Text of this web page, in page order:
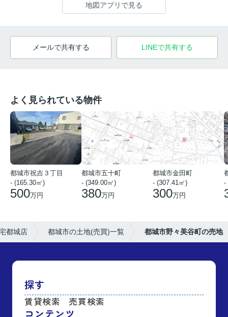
地図アプリで見る
メールで共有する LINEで共有する
よく見られている物件
都城市祝吉３丁目
- (165.30㎡)
500万円
都城市五十町
- (349.00㎡)
380万円
都城市金田町
- (307.41㎡)
300万円
-
都城店 都城市の土地(売買)一覧 都城市野々美谷町の売地
探す
賃貸検索 売買検索
コンテンツ